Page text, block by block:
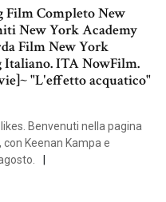
Film Completo New
New York Academy
Film New York
Italiano. ITA NowFilm.
"L'effetto acquatico"
Benvenuti nella pagina
Keenan Kampa e